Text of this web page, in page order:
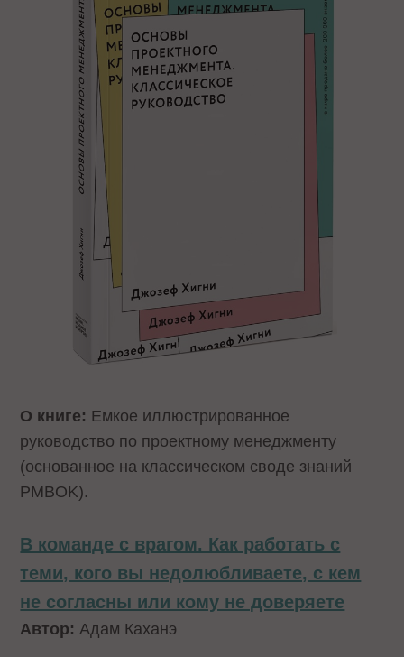
О книге: Емкое иллюстрированное
руководство по проектному менеджменту
(основанное на классическом своде знаний
PMBOK).
В команде с врагом. Как работать с
теми, кого вы недолюбливаете, с кем
не согласны или кому не доверяете
Автор: Адам Каханэ